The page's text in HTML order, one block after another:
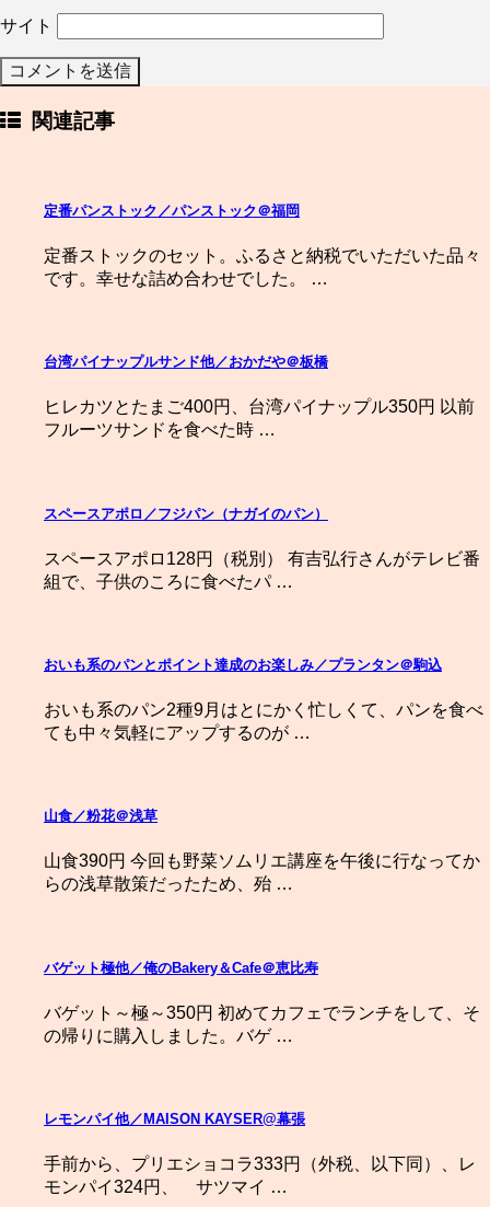
サイト
関連記事
定番パンストック／パンストック＠福岡
定番ストックのセット。ふるさと納税でいただいた品々
です。幸せな詰め合わせでした。 …
台湾パイナップルサンド他／おかだや＠板橋
ヒレカツとたまご400円、台湾パイナップル350円 以前
フルーツサンドを食べた時 …
スペースアポロ／フジパン（ナガイのパン）
スペースアポロ128円（税別） 有吉弘行さんがテレビ番
組で、子供のころに食べたパ …
おいも系のパンとポイント達成のお楽しみ／プランタン＠駒込
おいも系のパン2種9月はとにかく忙しくて、パンを食べ
ても中々気軽にアップするのが …
山食／粉花＠浅草
山食390円 今回も野菜ソムリエ講座を午後に行なってか
らの浅草散策だったため、殆 …
バゲット極他／俺のBakery＆Cafe＠恵比寿
バゲット～極～350円 初めてカフェでランチをして、そ
の帰りに購入しました。バゲ …
レモンパイ他／MAISON KAYSER@幕張
手前から、プリエショコラ333円（外税、以下同）、レ
モンパイ324円、 サツマイ …